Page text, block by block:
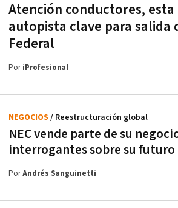
Atención conductores, esta
autopista clave para salida
Federal
PoriProfesional
NEC vende parte de su
interrogantes sobre su futuro
NEGOCIOS / Reestructuración global
PorAndrés Sanguinetti